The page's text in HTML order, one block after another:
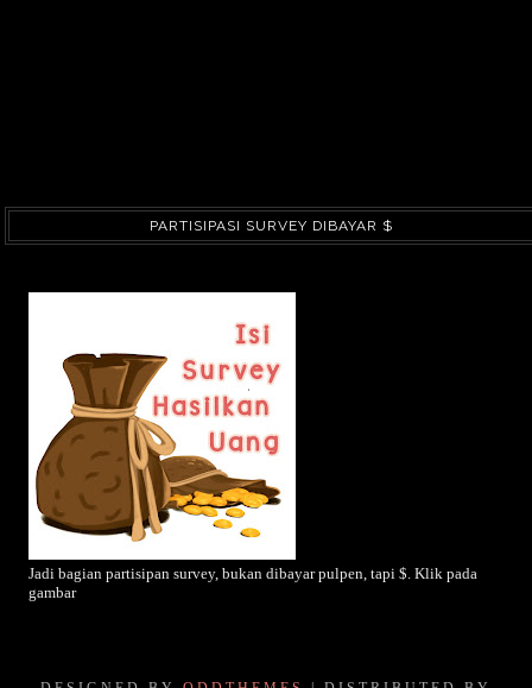
PARTISIPASI SURVEY DIBAYAR $
Jadi bagian partisipan survey, bukan dibayar pulpen, tapi $. Klik pada
gambar